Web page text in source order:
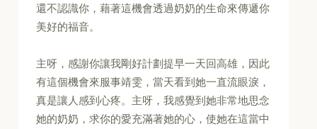
還不認識你，藉著這機會透過奶奶的生命來傳遞你
美好的福音。
主呀，感謝你讓我剛好計劃提早一天回高雄，因此
有這個機會來服事靖雯，當天看到她一直流眼淚，
真是讓人感到心疼。主呀，我感覺到她非常地思念
她的奶奶，求你的愛充滿著她的心，使她在這當中